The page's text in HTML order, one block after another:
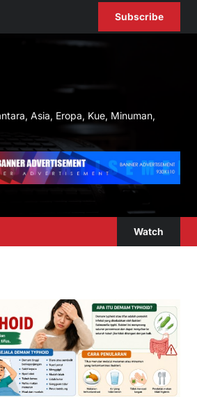
Subscribe
Asia, Eropa, Kue, Minuman,
Watch